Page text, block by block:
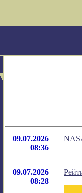
09.07.2026
08:36
09.07.2026
08:28